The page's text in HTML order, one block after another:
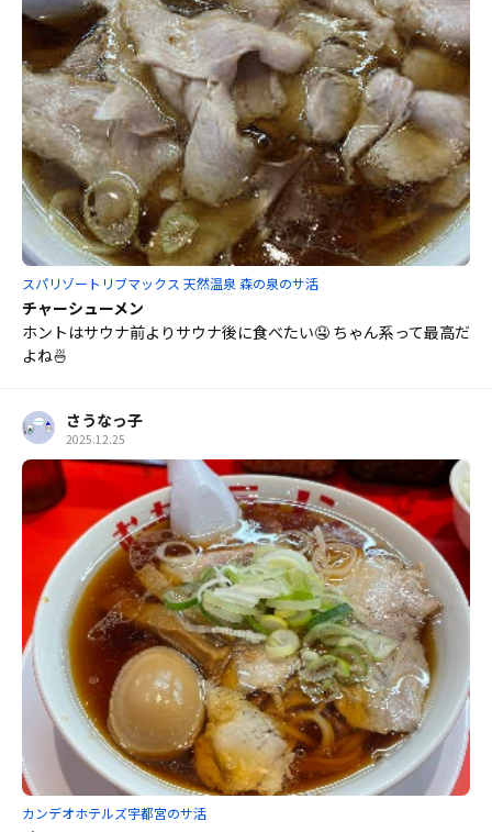
スパリゾートリブマックス 天然温泉 森の泉のサ活
チャーシューメン
ホントはサウナ前よりサウナ後に食べたい🤤 ちゃん系って最高だ
よね🍜
さうなっ子
2025.12.25
カンデオホテルズ宇都宮のサ活